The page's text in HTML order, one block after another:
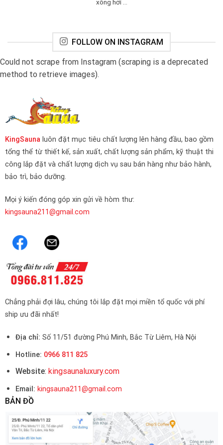
xông hơi ...
FOLLOW ON INSTAGRAM
Could not scrape from Instagram (scraping is a deprecated
method to retrieve images).
KingSaunaluôn đặt mục tiêu chất lượng lên hàng đầu, bao gồm
tổng thể từ thiết kế, sản xuất, chất lượng sản phẩm, kỹ thuật thi
công lắp đặt và chất lượng dịch vụ sau bán hàng như bảo hành,
bảo trì, bảo dưỡng.
Mọi ý kiến đóng góp xin gửi về hòm thư:
kingsauna211@gmail.com
Chẳng phải đợi lâu, chúng tôi lắp đặt mọi miền tổ quốc với phí
ship ưu đãi nhất!
Địa chỉ: Số 11/51 đường Phú Minh, Bắc Từ Liêm, Hà Nội
Hotline: 0966 811 825
Website: kingsaunaluxury.com
Email: kingsauna211@gmail.com
BẢN ĐỒ